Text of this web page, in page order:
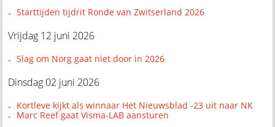
Starttijden tijdrit Ronde van Zwitserland 2026
Vrijdag 12 juni 2026
Slag om Norg gaat niet door in 2026
Dinsdag 02 juni 2026
Kortleve kijkt als winnaar Het Nieuwsblad -23 uit naar NK
Marc Reef gaat Visma-LAB aansturen